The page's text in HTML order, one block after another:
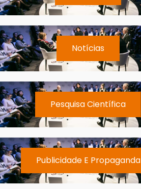
Notícias
Pesquisa Científica
Publicidade E Propaganda